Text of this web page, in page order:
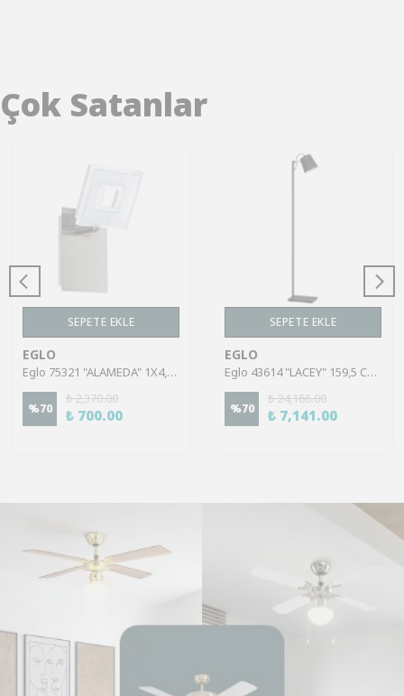
Çok Satanlar
SEPETE EKLE
EGLO
Eglo 75321 "ALAMEDA" 1X4,5W Çelik Nikel Mat Sıva Üstü Spot
%70
₺ 2,370.00
₺ 700.00
SEPETE EKLE
EGLO
Eglo 43614 "LACEY" 159,5 Cm Yüksekliğinde Çelik, Ahşap Köşe Lambası Lambader
%70
₺ 24,166.00
₺ 7,141.00